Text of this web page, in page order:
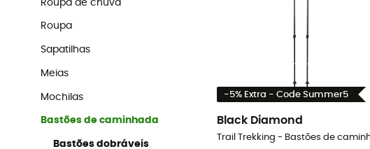
Roupa de chuva
Roupa
Sapatilhas
Meias
Mochilas
Bastões de caminhada
Bastões dobráveis
-5% Extra - Code Summer5
Black Diamond